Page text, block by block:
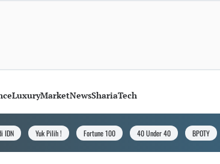
LuxuryMarketNewsShariaTech
IDN Yuk Pilih ! Fortune 100 40 Under 40 BPOTY